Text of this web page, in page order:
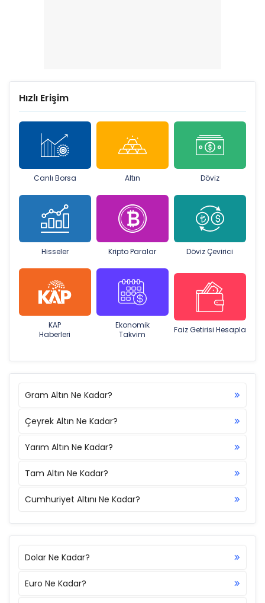
Hızlı Erişim
Canlı Borsa Altın Döviz
Hisseler Kripto Paralar Döviz Çevirici
KAP
Haberleri
Ekonomik
Takvim
Faiz Getirisi Hesapla
Gram Altın Ne Kadar?
Çeyrek Altın Ne Kadar?
Yarım Altın Ne Kadar?
Tam Altın Ne Kadar?
Cumhuriyet Altını Ne Kadar?
Dolar Ne Kadar?
Euro Ne Kadar?